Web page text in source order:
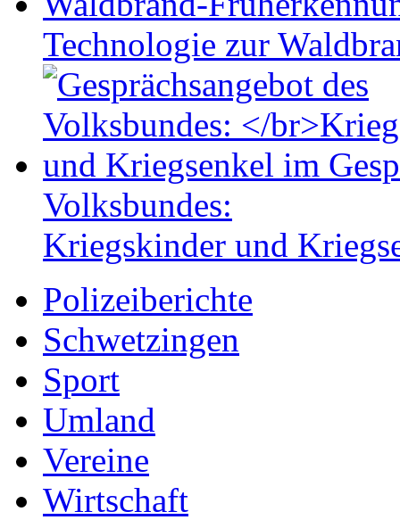
Technologie zur
Volksbundes:
Kriegskinder und
Polizeiberichte
Schwetzingen
Sport
Umland
Vereine
Wirtschaft